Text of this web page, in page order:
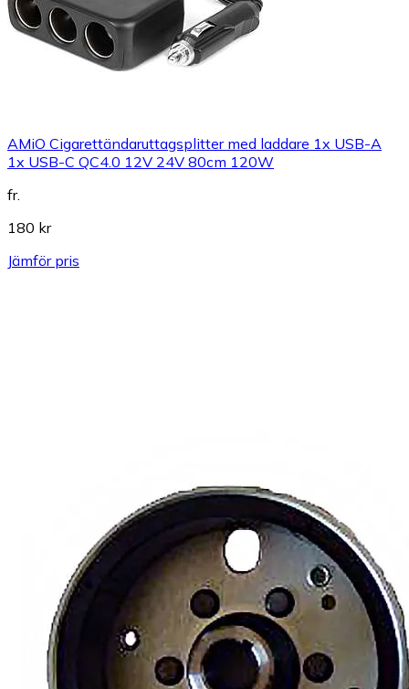
AMiO Cigarettändaruttagsplitter med laddare 1x USB-A
1x USB-C QC4.0 12V 24V 80cm 120W
fr.
180 kr
Jämför pris